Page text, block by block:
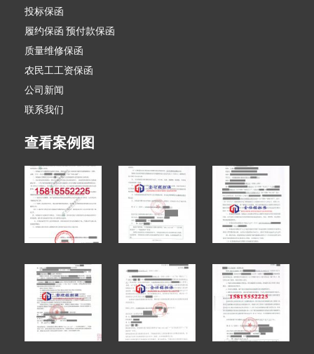
投标保函
履约保函 预付款保函
质量维修保函
农民工工资保函
公司新闻
联系我们
查看案例图